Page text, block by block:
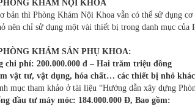
KHÁM NỘI KHOA
bản thì Phòng Khám Nội Khoa vẫn có thể sử dụng
nên chỉ sử dụng một vài thiết bị trong danh mục của
KHÁM SẢN PHỤ KHOA:
chi phí: 200.000.000 đ – Hai trăm triệu đồng
vật tư, vật dụng, hóa chất… các thiết bị nhỏ
mục tham khảo ở tài liệu “Hướng dẫn xây dựng
đầu tư máy móc: 184.000.000 Đ, Bao gồm: